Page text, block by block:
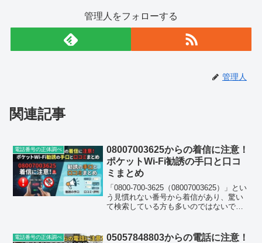
管理人をフォローする
管理人
関連記事
電話番号の正体調べ
08007003625からの着信に注意！
ポケットWi-Fi勧誘の手口と口コ
ミまとめ
「0800-700-3625（08007003625）」とい
う見慣れない番号から着信があり、驚い
て検索している方も多いのではないでし
ケットWi-Fiやドコモのプラン変更...
電話番号の正体調べ
05057848803からの電話に注意！